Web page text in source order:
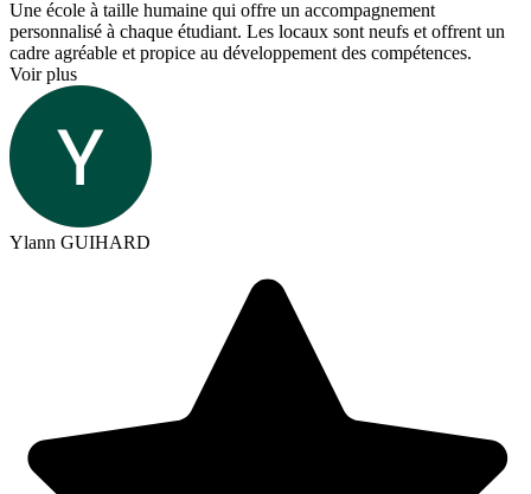
Une école à taille humaine qui offre un accompagnement
personnalisé à chaque étudiant. Les locaux sont neufs et offrent un
cadre agréable et propice au développement des compétences.
Voir plus
Ylann GUIHARD